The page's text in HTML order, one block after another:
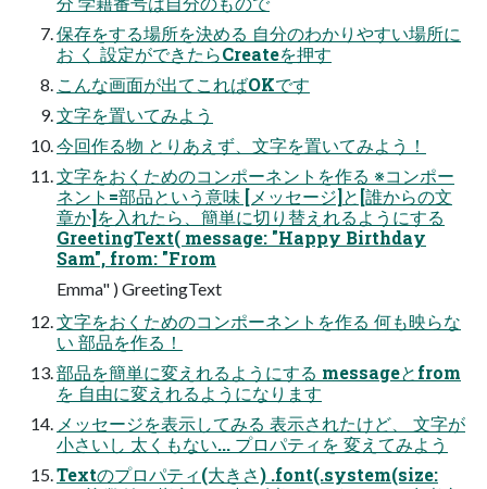
保存をする場所を決める 自分のわかりやすい場所に
お く 設定ができたらCreateを押す
こんな画面が出てこればOKです
文字を置いてみよう
今回作る物 とりあえず、文字を置いてみよう！
文字をおくためのコンポーネントを作る ※コンポー
ネント=部品という意味 [メッセージ]と[誰からの文
章か]を入れたら、簡単に切り替えれるようにする
GreetingText( message: "Happy Birthday
Sam", from: "From
Emma" ) GreetingText
文字をおくためのコンポーネントを作る 何も映らな
い 部品を作る！
部品を簡単に変えれるようにする messageとfrom
を 自由に変えれるようになります
メッセージを表示してみる 表示されたけど、 文字が
小さいし 太くもない... プロパティを 変えてみよう
Textのプロパティ(大きさ) .font(.system(size: